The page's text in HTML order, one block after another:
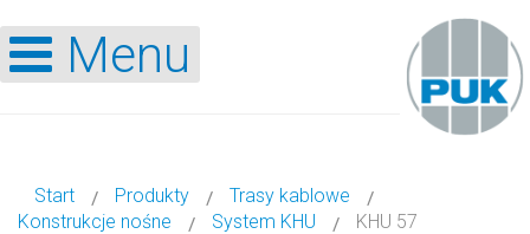
Menu
Start Produkty
Trasy kablowe
Konstrukcje nośne
System KHU KHU 57